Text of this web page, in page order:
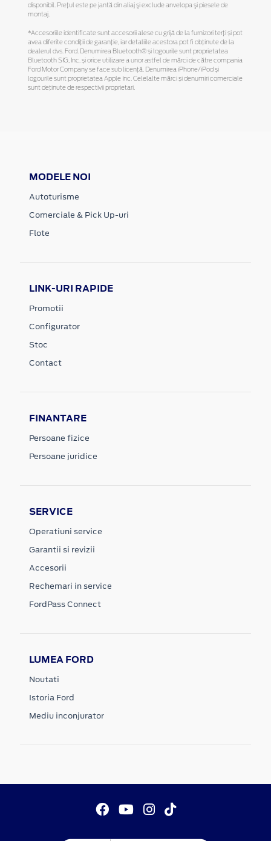
disponibil. Preţul este pe jantă din aliaj şi exclude anvelopa şi piesele de
montaj.
*Accesoriile identificate sunt accesorii alese cu grijă de la furnizori terți și pot
avea diferite condiții de garanție, iar detaliile acestora pot fi obținute de la
dealerul dvs. Ford. Denumirea Bluetooth® și logourile sunt proprietatea
Bluetooth SIG, Inc. și orice utilizare a unor astfel de mărci de către compania
Ford Motor Company se face sub licență. Denumirea iPhone/iPod și
logourile sunt proprietatea Apple Inc. Celelalte mărci și denumiri comerciale
sunt deținute de respectivii proprietari.
MODELE NOI
Autoturisme
Comerciale & Pick Up-uri
Flote
LINK-URI RAPIDE
Promotii
Configurator
Stoc
Contact
FINANTARE
Persoane fizice
Persoane juridice
SERVICE
Operatiuni service
Garantii si revizii
Accesorii
Rechemari in service
FordPass Connect
LUMEA FORD
Noutati
Istoria Ford
Mediu inconjurator